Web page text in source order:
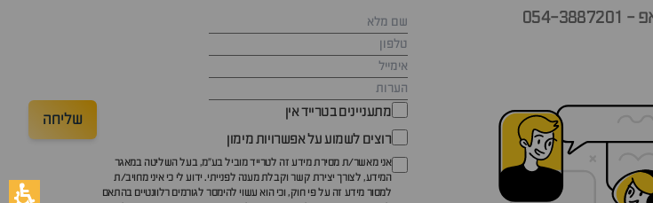
מתעניינים בטרייד אין
רוצים לשמוע על אפשרויות מימון
אני מאשר/ת מסירת מידע זה לטרייד מוביל בע"מ, בעל השליטה במאגר
המידע, לצורך יצירת קשר וקבלת מענה לפנייתי. ידוע לי כי איני מחויב/ת
למסור מידע זה על פי חוק, וכי הוא עשוי להימסר לגורמים רלוונטיים בהתאם
שליחה